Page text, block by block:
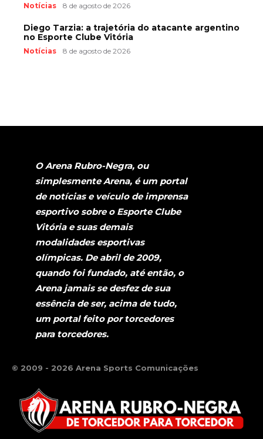
Notícias 8 de agosto de 2026
Diego Tarzia: a trajetória do atacante argentino
no Esporte Clube Vitória
Notícias 8 de agosto de 2026
O Arena Rubro-Negra, ou
simplesmente Arena, é um portal
de notícias e veículo de imprensa
esportivo sobre o Esporte Clube
Vitória e suas demais
modalidades esportivas
olímpicas. De abril de 2009,
quando foi fundado, até então, o
Arena jamais se desfez de sua
essência de ser, acima de tudo,
um portal feito por torcedores
para torcedores.
© 2009 - 2026 Arena Sports Comunicações